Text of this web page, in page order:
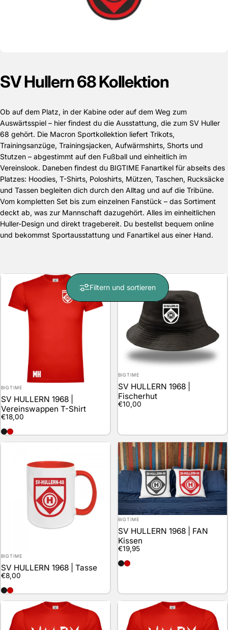
SVHullern68Kollektion
Ob auf dem Platz, in der Kabine oder auf dem Weg zum
Auswärtsspiel – hier findest du die Ausstattung, die zum SV Huller
68 gehört. Die Macron Sportkollektion liefert Trikots,
Trainingsanzüge, Trainingsjacken, Aufwärmshirts, Shorts und
Stutzen – abgestimmt auf den Fußball und einheitlich im
Vereinslook. Daneben findest du BIGTIME Fanartikel für abseits des
Platzes: Hoodies, T-Shirts, Poloshirts, Mützen, Taschen, Rucksäcke
und Tassen begleiten dich durch den Alltag und auf die Tribüne.
Vom kompletten Set bis zum einzelnen Fanstück – das Sortiment
deckt ab, was zur Mannschaft dazugehört. Alles im einheitlichen
Huller-Design und direkt tragebereit. Du bestellst bequem online
und bekommst Sportausstattung und Fanartikel aus einer Hand.
Filtern und sortieren
Anbieter:
BIGTIME
SV HULLERN 1968 |
Vereinswappen T-Shirt
€18,00
schwarz
rot
Anbieter:
BIGTIME
SV HULLERN 1968 |
Fischerhut
€10,00
Anbieter:
BIGTIME
SV HULLERN 1968 | Tasse
€8,00
schwarz
rot
Anbieter:
BIGTIME
SV HULLERN 1968 | FAN
Kissen
€19,95
schwarz
rot